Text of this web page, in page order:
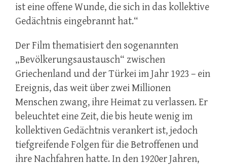
ist eine offene Wunde, die sich in das kollektive
Gedächtnis eingebrannt hat.“
Der Film thematisiert den sogenannten
„Bevölkerungsaustausch“ zwischen
Griechenland und der Türkei im Jahr 1923 – ein
Ereignis, das weit über zwei Millionen
Menschen zwang, ihre Heimat zu verlassen. Er
beleuchtet eine Zeit, die bis heute wenig im
kollektiven Gedächtnis verankert ist, jedoch
tiefgreifende Folgen für die Betroffenen und
ihre Nachfahren hatte. In den 1920er Jahren,